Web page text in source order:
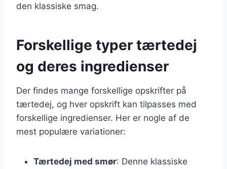
den klassiske smag.
Forskellige typer tærtedej
og deres ingredienser
Der findes mange forskellige opskrifter på
tærtedej, og hver opskrift kan tilpasses med
forskellige ingredienser. Her er nogle af de
mest populære variationer:
Tærtedej med smør: Denne klassiske